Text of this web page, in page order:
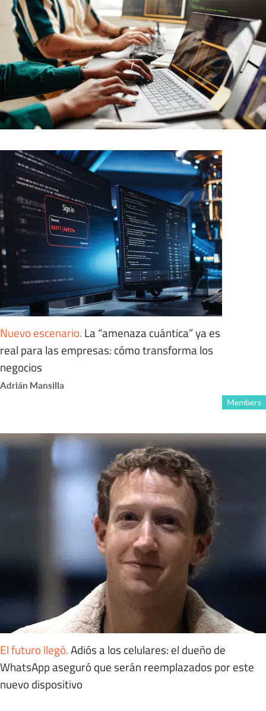
Nuevo escenario. La “amenaza cuántica” ya es
real para las empresas: cómo transforma los
negocios
Adrián Mansilla
Members
El futuro llegó.Adiós a los celulares: el dueño de
WhatsApp aseguró que serán reemplazados por este
nuevo dispositivo